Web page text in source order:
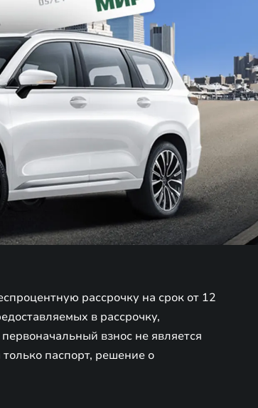
рассрочку на срок от 12
в рассрочку,
взнос не является
паспорт, решение о